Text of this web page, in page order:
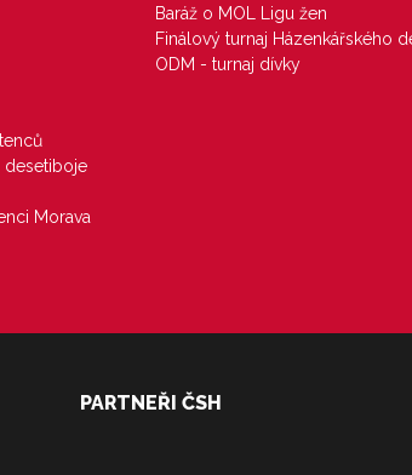
desetiboje
Morava
Baráž o MOL Ligu žen
Finálový turnaj Házenkářského
ODM - turnaj dívky
PARTNEŘI ČSH